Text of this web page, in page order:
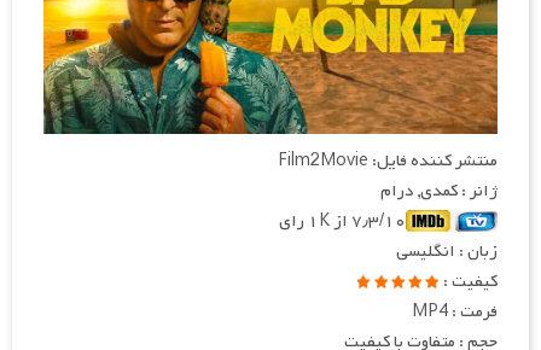
منتشر کننده فایل: Film2Movie
ژانر : کمدی, درام
۷٫۳/۱۰ از ۱K رای
زبان : انگلیسی
کیفیت :
فرمت : MP4
حجم : متفاوت با کیفیت